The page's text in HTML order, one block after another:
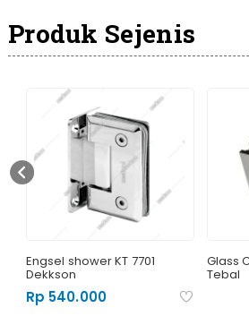
Produk Sejenis
Engsel shower KT 7701
Dekkson
Rp 540.000
Glass
Tebal